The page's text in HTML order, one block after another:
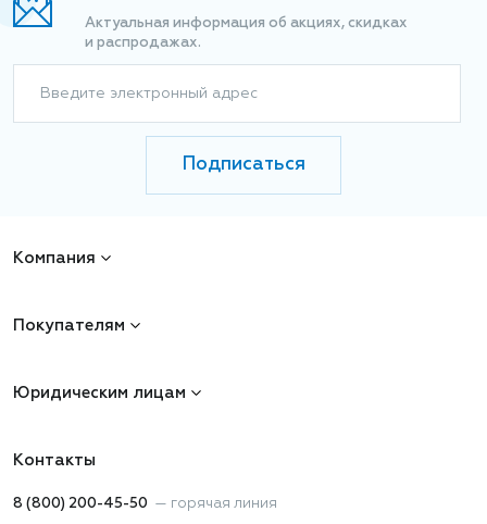
Актуальная информация об акциях, скидках
и распродажах.
Введите электронный адрес
Подписаться
Компания
Покупателям
Юридическим лицам
Контакты
8 (800) 200-45-50 — горячая линия